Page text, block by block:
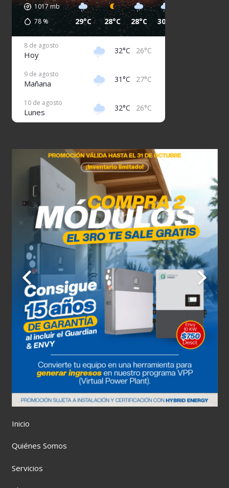
1017mb
78% 29°C 28°C 28°C 30°C
8 de agosto
Hoy 32°C 26°C
9 de agosto
Mañana 31°C 27°C
10 de agosto
Lunes 32°C 26°C
12 de agosto
Miércoles 32°C 26°C
13 de agosto
Jueves 32°C 26°C
14 de agosto
Viernes 31°C 26°C
Inicio
Quiénes Somos
Servicios